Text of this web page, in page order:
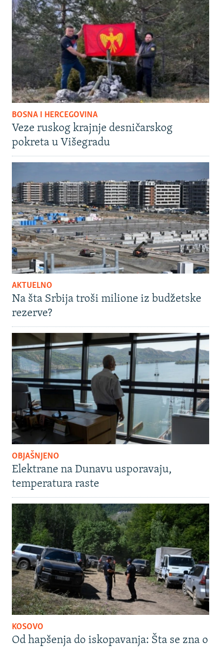
BOSNA I HERCEGOVINA
Veze ruskog krajnje desničarskog
pokreta u Višegradu
AKTUELNO
Na šta Srbija troši milione iz budžetske
rezerve?
OBJAŠNJENO
Elektrane na Dunavu usporavaju,
temperatura raste
KOSOVO
Od hapšenja do iskopavanja: Šta se zna o